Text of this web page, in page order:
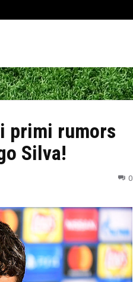
primi rumors
Silva!
0